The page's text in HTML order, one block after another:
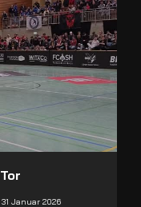
Tor
31 Januar 2026